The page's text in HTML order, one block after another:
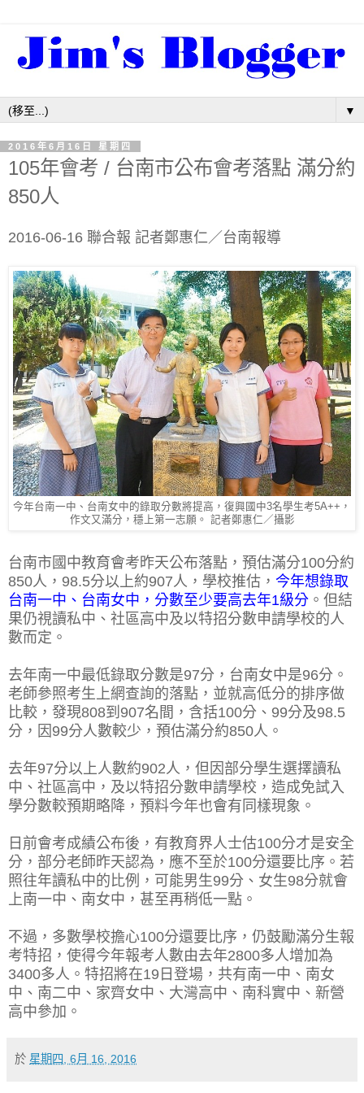
▼
2016年6月16日 星期四
105年會考 / 台南市公布會考落點 滿分約
850人
2016-06-16 聯合報 記者鄭惠仁／台南報導
今年台南一中、台南女中的錄取分數將提高，復興國中3名學生考5A++，
作文又滿分，穩上第一志願。 記者鄭惠仁／攝影
台南市國中教育會考昨天公布落點，預估滿分100分約
850人，98.5分以上約907人，學校推估， 今年想錄取
台南一中、台南女中，分數至少要高去年1級分 。但結
果仍視讀私中、社區高中及以特招分數申請學校的人
數而定。
去年南一中最低錄取分數是97分，台南女中是96分。
老師參照考生上網查詢的落點，並就高低分的排序做
比較，發現808到907名間，含括100分、99分及98.5
分，因99分人數較少，預估滿分約850人。
去年97分以上人數約902人，但因部分學生選擇讀私
中、社區高中，及以特招分數申請學校，造成免試入
學分數較預期略降，預料今年也會有同樣現象。
日前會考成績公布後，有教育界人士估100分才是安全
分，部分老師昨天認為，應不至於100分還要比序。若
照往年讀私中的比例，可能男生99分、女生98分就會
上南一中、南女中，甚至再稍低一點。
不過，多數學校擔心100分還要比序，仍鼓勵滿分生報
考特招，使得今年報考人數由去年2800多人增加為
3400多人。特招將在19日登場，共有南一中、南女
中、南二中、家齊女中、大灣高中、南科實中、新營
高中參加。
於 星期四, 6月 16, 2016